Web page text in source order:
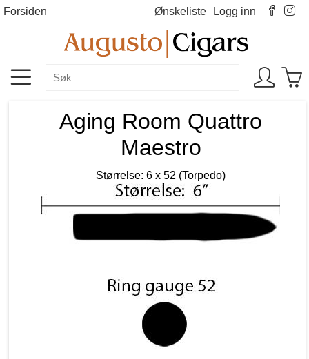
Forsiden Ønskeliste Logg inn
Aging Room Quattro
Maestro
Størrelse: 6 x 52 (Torpedo)